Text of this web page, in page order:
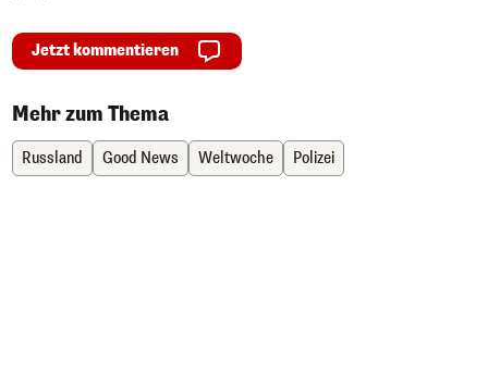
Jetzt kommentieren
Mehr zum Thema
Russland Good News Weltwoche Polizei